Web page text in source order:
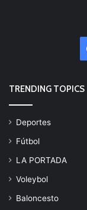
TRENDING TOPICS
Deportes
Fútbol
LA PORTADA
Voleybol
Baloncesto